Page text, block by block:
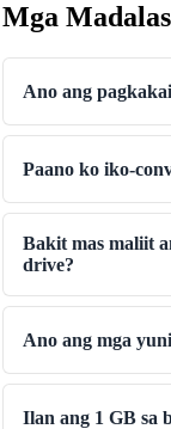
🔗Related Tools
📐Unit Converters
🔧 TOOLS
Mga
Ano ang
Paano ko iko-
Bakit mas maliit
drive?
Ano ang mga
Ilan ang 1 GB sa